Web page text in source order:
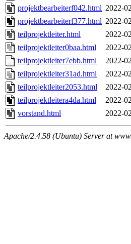
projektbearbeiterf042.html 2022-
projektbearbeiterf377.html 2022-
teilprojektleiter.html
2022-
teilprojektleiter0baa.html
2022-
teilprojektleiter7ebb.html
2022-
teilprojektleiter31ad.html
2022-
teilprojektleiter2053.html
2022-
teilprojektleitera4da.html
2022-
vorstand.html
2022-
Apache/2.4.58 (Ubuntu) Server at